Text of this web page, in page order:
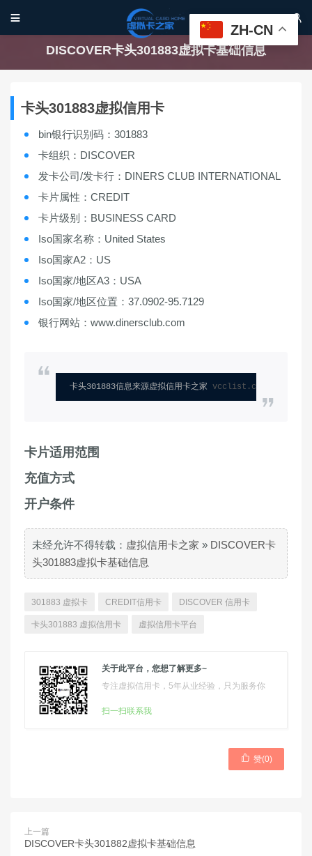
 
DISCOVER卡头301883虚拟卡基础信息
卡头301883虚拟信用卡
bin银行识别码：301883
卡组织：DISCOVER
发卡公司/发卡行：DINERS CLUB INTERNATIONAL
卡片属性：CREDIT
卡片级别：BUSINESS CARD
Iso国家名称：United States
Iso国家A2：US
Iso国家/地区A3：USA
Iso国家/地区位置：37.0902-95.7129
银行网站：www.dinersclub.com
卡头301883信息来源虚拟信用卡之家 vcclist.com
卡片适用范围
充值方式
开户条件
未经允许不得转载： 虚拟信用卡之家 » DISCOVER卡
头301883虚拟卡基础信息
301883 虚拟卡 CREDIT信用卡 DISCOVER 信用卡
卡头301883 虚拟信用卡 虚拟信用卡平台
关于此平台，您想了解更多~
专注虚拟信用卡，5年从业经验，只为服务你
扫一扫联系我
 赞(0)
上一篇
DISCOVER卡头301882虚拟卡基础信息
ZH-CN